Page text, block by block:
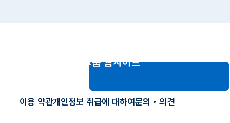
JR 서일본 그룹 웹사이트
이용 약관개인정보 취급에 대하여문의・의견